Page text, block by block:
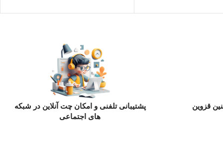
قزوین
پشتیبانی تلفنی و امکان چت آنلاین در شبکه
های اجتماعی